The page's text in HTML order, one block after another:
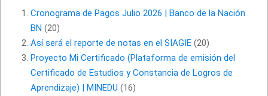
Cronograma de Pagos Julio 2026 | Banco de la Nación
BN (20)
Así será el reporte de notas en el SIAGIE (20)
Proyecto Mi Certificado (Plataforma de emisión del
Certificado de Estudios y Constancia de Logros de
Aprendizaje) | MINEDU (16)